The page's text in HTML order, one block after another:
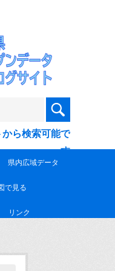
ら検索可能で
す
県内広域データ
で見る
リンク